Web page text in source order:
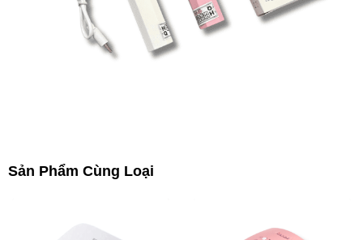
Sản Phẩm Cùng Loại